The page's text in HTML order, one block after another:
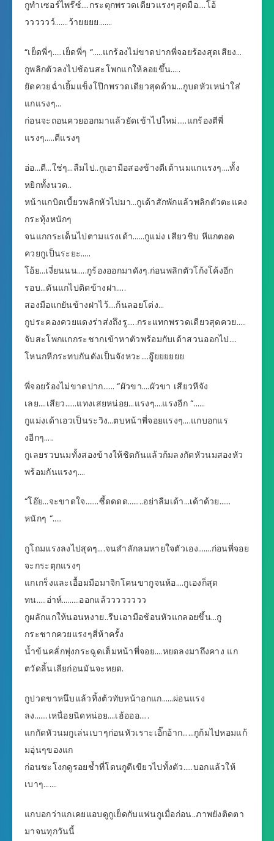
กูทำเซอร์ไพร๊ซ์….กระตุกพรวดเดียวแรงๆสุดมือ….โอ้
วววววว์…….ว้ายยยย…….
“เย็ดพี่ๆ…..เย็ดพี่ๆ “…..แกร้องไม่ขาดปากพี่จอยร้องสุดเสียง…
กูพลิกตัวลงไปช้อนสะโพกแกให้ลอยขึ้น…..
ยัดควยฉ่ำเยิ้มแข็งโป๊กพรวดเดียวสุดด้าม…กูบดหัวเหน่าใส่
แกแรงๆ…
ก่อนจะถอนควยออกมาแล้วยัดเข้าไปใหม่…..แกร้องตีพี่
แรงๆ…..ตีแรงๆ
อ่อ…ตี…ใช่ๆ…ลืมไป..กูเอามือสองข้างตีเต้านมแกแรงๆ….ทั้ง
หยิกทั้งนวด..
หน้าแกบิดเบี้ยวพลิกหัวไปมา…กูเด้าสักพักแล้วพลิกตัวตะแคง
กระทุ้งหนักๆ
จนแกกระเด็นไปตามแรงเด้า……กูแม่ง เสียวชิบ หีแกตอด
ควยกูเป็นระยะ…..
โอ้ย…เงี่ยนนน…..กูร้องออกมาดังๆ.ก่อนพลิกตัวโก้งโค้งอีก
รอบ…ดันแกไปติดข้างฝา…..
สองมือแกยันข้างฝาไว้….ก้นลอยโด่ง…
กูประคองควยแดงร่าส่งถึงรู…..กระแทกพรวดเดียวสุดควย…..
จับสะโพกแกกระชากเข้าหาตัวพร้อมกับเด้าสวนออกไป….
โหนกหีกระทบกันดังเป็นจังหวะ….อู๊ยยยยยย
พี่จอยร้องไม่ขาดปาก…… “ผัวขา….ผัวขา เสียวหีจัง
เลย….เสียว……แทงเสยหน่อย…แรงๆ….แรงอีก “……
กูแม่งเด้าเอวเป็นระวิง…ตบหน้าพี่จอยแรงๆ….แกบอกแร
งอีกๆ…..
กูเลยรวบนมทั้งสองข้างให้ชิดกันแล้วก้มลงกัดหัวนมสองหัว
พร้อมกันแรงๆ….
“โอ๊ย…จะขาดใจ…….ซี้ดดดด……..อย่าลืมเด้า…เด้าด้วย……
หนักๆ “…..
กูโถมแรงลงไปสุดๆ….จนสำลักลมหายใจตัวเอง…….ก่อนพี่จอย
จะกระตุกแรงๆ
แกเกร็งและเอื้อมมือมาจิกโคนขากูจนห้อ….กูเองก็สุด
ทน…..อ่าห์………ออกแล้วววววววว
กูผลักแกให้นอนหงาย..รีบเอามือช้อนหัวแกลอยขึ้น…กู
กระชากควยแรงๆสี่ห้าครั้ง
น้ำข้นคลั่กพุ่งกระฉูดเต็มหน้าพี่จอย….หยดลงมาถึงคาง แก
ตวัดลิ้นเลียก่อนมันจะหยด.
กูปวดขาหนึบแล้วทิ้งต้วทับหน้าอกแก……ผ่อนแรง
ลง…….เหนื่อยนิดหน่อย….เฮ้อออ…..
แกกัดหัวนมกูเล่นเบาๆก่อนหัวเราะเอิ๊กอ้าก……กูก้มไปหอมแก้
มอุ่นๆของแก
ก่อนชะโงกดูรอยช้ำที่โดนกูตีเขียวไปทั้งตัว…..บอกแล้วให้
เบาๆ…….
แกบอกว่าแกเคยแอบดูกูเย็ดกับแฟนกูเมื่อก่อน..ภาพยังติดตา
มาจนทุกวันนี้